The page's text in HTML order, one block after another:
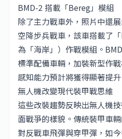
BMD-2 搭載「Bereg」模組
除了主力戰車外，照片中還
空降步兵戰車，該車搭載了
為「海岸」）作戰模組。
標準配備車輛，加裝新型作
感知能力預計將獲得顯著提升
無人機改變現代裝甲戰思維
這些改裝趨勢反映出無人機
面戰爭的樣貌。傳統裝甲車
對反戰車飛彈與穿甲彈，如